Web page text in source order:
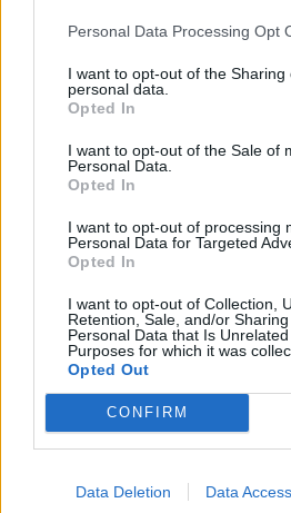
Personal Data Processing Opt
I want to opt-out of the Sharing
personal data.
Opted In
I want to opt-out of the Sale of
Personal Data.
Opted In
I want to opt-out of processing
Personal Data for Targeted
Opted In
I want to opt-out of Collection,
Retention, Sale, and/or
Personal Data that Is
Purposes for which it was
Opted Out
CONFIRM
Data Deletion Data Access
Ακολουθήστε το E-
και μάθετε πρώτοιτα πιο hot
και ότι σου κάνει κλικ!
Ακολουθήστε το E-
ΔΙΑΦΗΜΙΣΗ